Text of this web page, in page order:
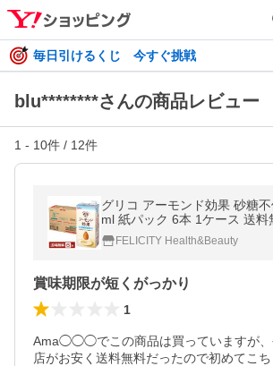
毎日引けるくじ 今すぐ挑戦
blu********さんの商品レビュー
1 - 10件 / 12件
グリコ アーモンド効果 砂糖
ml 紙パック 6本 1ケース 送料
FELICITY Health&Beauty
賞味期限が短くがっかり
1
Ama◯◯◯でこの商品は買っていますが、
店がお安く送料無料だったので初めてこ